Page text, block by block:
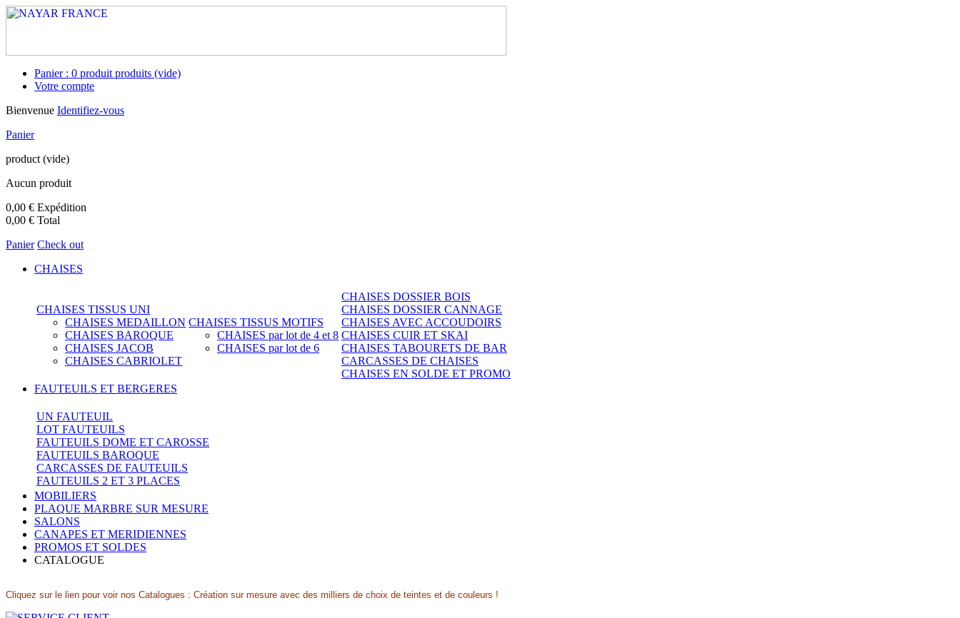
Panier : 0 produit produits (vide)
Votre compte
Bienvenue Identifiez-vous
Panier
product (vide)
Aucun produit
0,00 € Expédition
0,00 € Total
Panier Check out
CHAISES
CHAISES TISSUS UNI
CHAISES MEDAILLON
CHAISES BAROQUE
CHAISES JACOB
CHAISES CABRIOLET
CHAISES TISSUS MOTIFS
CHAISES par lot de 4 et 8
CHAISES par lot de 6
CHAISES DOSSIER BOIS
CHAISES DOSSIER CANNAGE
CHAISES AVEC ACCOUDOIRS
CHAISES CUIR ET SKAI
CHAISES TABOURETS DE BAR
CARCASSES DE CHAISES
CHAISES EN SOLDE ET PROMO
FAUTEUILS ET BERGERES
UN FAUTEUIL
LOT FAUTEUILS
FAUTEUILS DOME ET CAROSSE
FAUTEUILS BAROQUE
CARCASSES DE FAUTEUILS
FAUTEUILS 2 ET 3 PLACES
MOBILIERS
PLAQUE MARBRE SUR MESURE
SALONS
CANAPES ET MERIDIENNES
PROMOS ET SOLDES
CATALOGUE
Cliquez sur le lien pour voir nos Catalogues : Création sur mesure avec des milliers de choix de teintes et de couleurs !